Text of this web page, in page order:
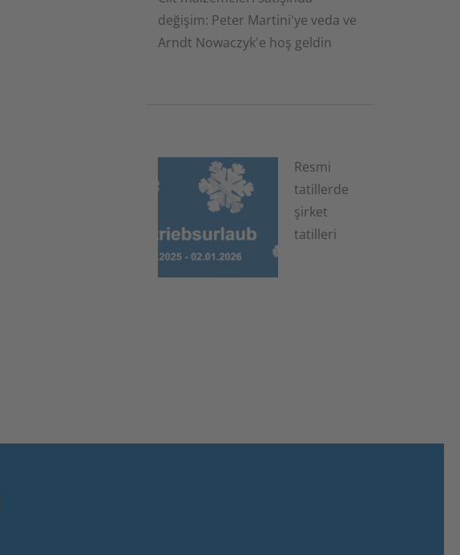
değişim: Peter Martini'ye veda ve
Arndt Nowaczyk'e hoş geldin
Resmi
tatillerde
şirket
tatilleri